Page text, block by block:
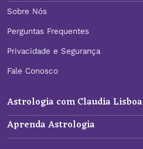
Sobre Nós
Perguntas Frequentes
Privacidade e Segurança
Fale Conosco
Astrologia com Claudia Lisboa
Aprenda Astrologia